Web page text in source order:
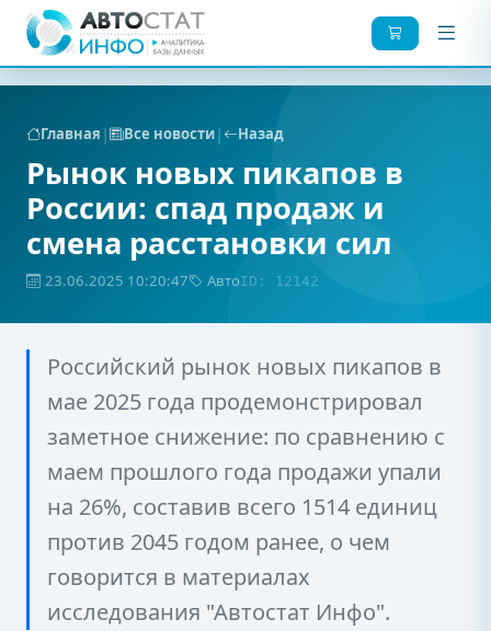
Главная | Все новости| Назад
Рынок новых пикапов в
России: спад продаж и
смена расстановки сил
23.06.2025 10:20:47 АвтоID: 12142
Российский рынок новых пикапов в
мае 2025 года продемонстрировал
заметное снижение: по сравнению с
маем прошлого года продажи упали
на 26%, составив всего 1514 единиц
против 2045 годом ранее, о чем
говорится в материалах
исследования "Автостат Инфо".